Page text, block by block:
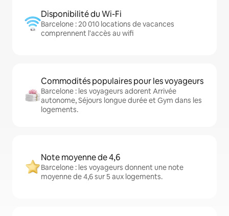
Disponibilité du Wi-Fi
Barcelone : 20 010 locations de vacances
comprennent l'accès au wifi
Commodités populaires pour les voyageurs
Barcelone : les voyageurs adorent Arrivée
autonome, Séjours longue durée et Gym dans les
logements.
Note moyenne de 4,6
Barcelone : les voyageurs donnent une note
moyenne de 4,6 sur 5 aux logements.